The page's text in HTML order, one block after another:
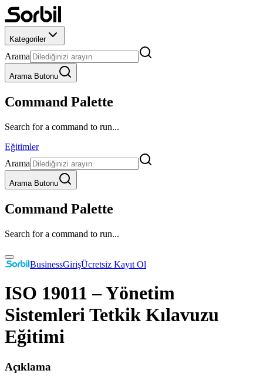
Kategoriler
Arama
Arama Butonu
Command Palette
Search for a command to run...
Eğitimler
Arama
Arama Butonu
Command Palette
Search for a command to run...
BusinessGirişÜcretsiz Kayıt Ol
ISO 19011 – Yönetim
Sistemleri Tetkik Kılavuzu
Eğitimi
Açıklama